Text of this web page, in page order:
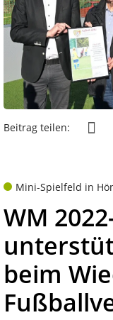
Beitrag teilen:
Mini-Spielfeld in
WM
beim